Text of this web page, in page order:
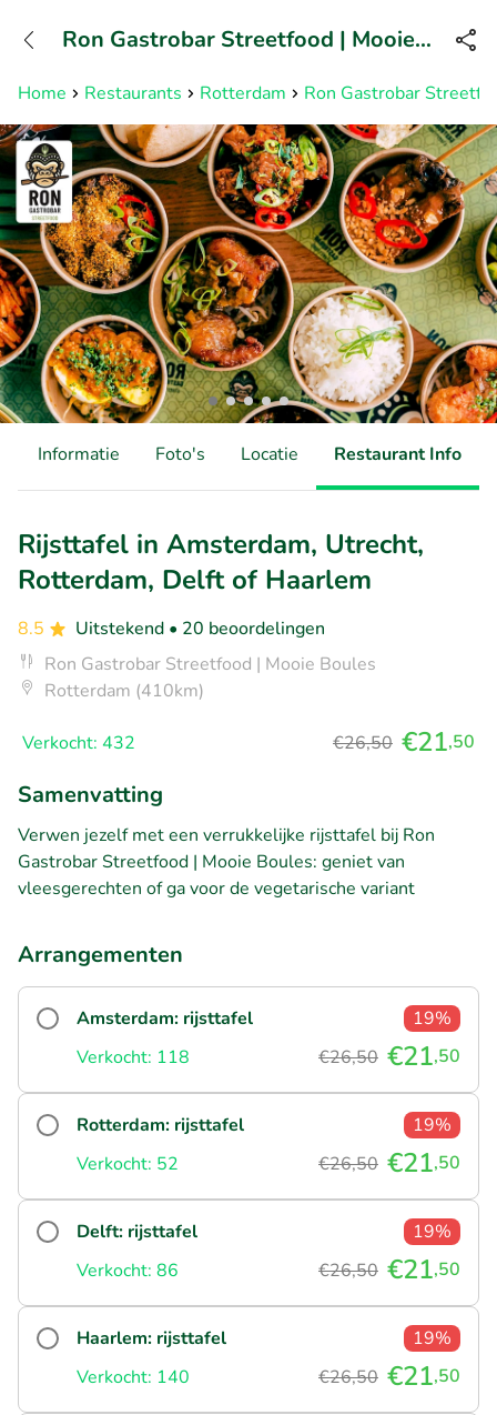
Bereikbaar tot 23:00 uur
Home Restaurants Rotterdam Ron Gastrobar
Ron Gastrobar Streetfood | Mooie
Informatie Foto's Locatie Restaurant Info
Rijsttafel in Amsterdam, Utrecht,
Rotterdam, Delft of Haarlem
8.5 Uitstekend • 20 beoordelingen
Ron Gastrobar Streetfood | Mooie Boules
Rotterdam (410km)
Verkocht: 432 €26,50 €21,50
Samenvatting
Verwen jezelf met een verrukkelijke rijsttafel bij Ron
Gastrobar Streetfood | Mooie Boules: geniet van
vleesgerechten of ga voor de vegetarische variant
Arrangementen
Amsterdam: rijsttafel
19%
Verkocht: 118
€26,50 €21,50
Rotterdam: rijsttafel
19%
Verkocht: 52
€26,50 €21,50
Delft: rijsttafel
19%
Verkocht: 86
€26,50 €21,50
Haarlem: rijsttafel
19%
Verkocht: 140
€26,50 €21,50